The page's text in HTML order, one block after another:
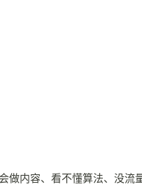
内容、看不懂算法、没